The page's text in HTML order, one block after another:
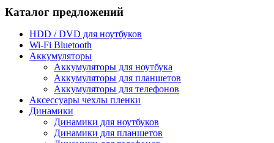
Каталог предложений
HDD / DVD для ноутбуков
Wi-Fi Bluetooth
Аккумуляторы
Аккумуляторы для ноутбука
Аккумуляторы для планшетов
Аккумуляторы для телефонов
Аксессуары чехлы пленки
Динамики
Динамики для ноутбуков
Динамики для планшетов